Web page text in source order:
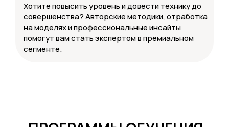
Хотите повысить уровень и довести технику до
совершенства? Авторские методики, отработка
на моделях и профессиональные инсайты
помогут вам стать экспертом в премиальном
сегменте.